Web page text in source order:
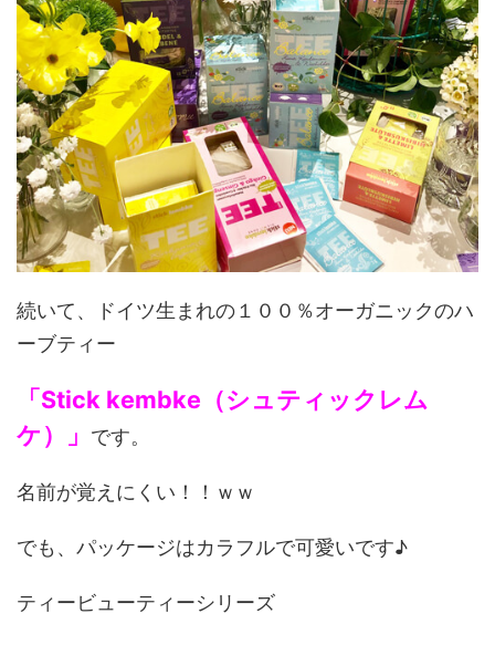
続いて、ドイツ生まれの１００％オーガニックのハ
ーブティー
「Stick kembke（シュティックレム
ケ）」
です。
名前が覚えにくい！！ｗｗ
でも、パッケージはカラフルで可愛いです♪
ティービューティーシリーズ